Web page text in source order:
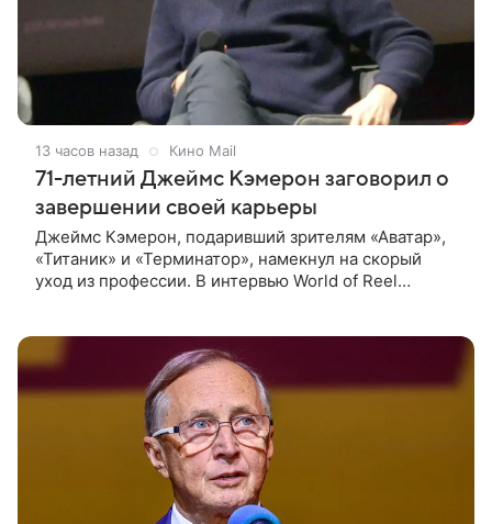
13 часов назад Кино Mail
71-летний Джеймс Кэмерон заговорил о
завершении своей карьеры
Джеймс Кэмерон, подаривший зрителям «Аватар»,
«Титаник» и «Терминатор», намекнул на скорый
уход из профессии. В интервью World of Reel